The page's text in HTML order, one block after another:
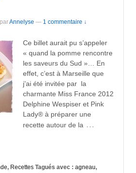
parAnnelyse — 1 commentaire ↓
Ce billet aurait pu s’appeler
« quand la pomme rencontre
les saveurs du Sud »… En
effet, c’est à Marseille que
j’ai été invitée par la
charmante Miss France 2012
Delphine Wespiser et Pink
Lady® à préparer une
recette autour de la …
, Recettes Tagués avec : agneau,